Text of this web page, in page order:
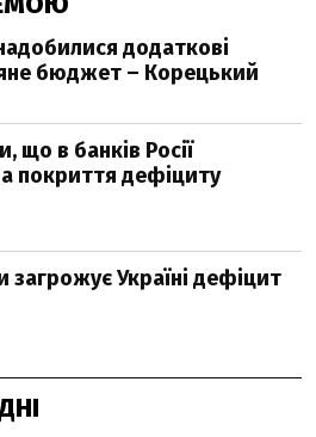
додаткові
бюджет – Корецький
що в банків Росії
покриття дефіциту
загрожує Україні дефіцит